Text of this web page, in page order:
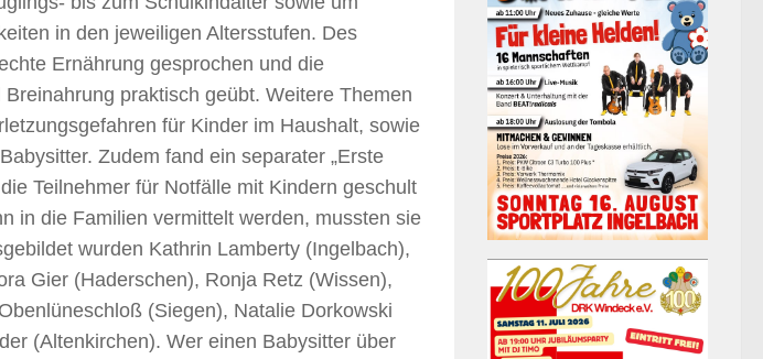
in den jeweiligen Altersstufen. Des
Ernährung gesprochen und die
praktisch geübt. Weitere Themen
für Kinder im Haushalt, sowie
Zudem fand ein separater „Erste
Teilnehmer für Notfälle mit Kindern geschult
in die Familien vermittelt werden, mussten sie
wurden Kathrin Lamberty (Ingelbach),
Gier (Haderschen), Ronja Retz (Wissen),
(Siegen), Natalie Dorkowski
(Altenkirchen). Wer einen Babysitter über